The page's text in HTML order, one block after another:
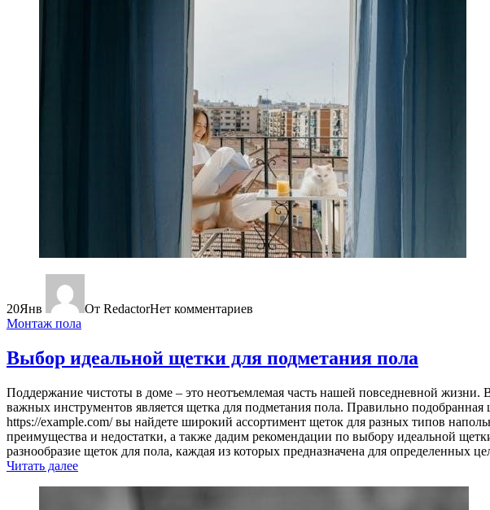
20Янв От RedactorНет комментариев
Монтаж пола
Выбор идеальной щетки для подметания пола
Поддержание чистоты в доме – это неотъемлемая часть нашей повседневной
важных инструментов является щетка для подметания пола. Правильно подобранная
https://example.com/ вы найдете широкий ассортимент щеток для разных типов
преимущества и недостатки, а также дадим рекомендации по выбору идеальной
разнообразие щеток для пола, каждая из которых предназначена для определенных
Читать далее